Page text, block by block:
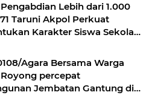
Lebih dari 1.000
Taruni Akpol Perkuat
Karakter Siswa Sekolah
Agara Bersama Warga
percepat
Jembatan Gantung di